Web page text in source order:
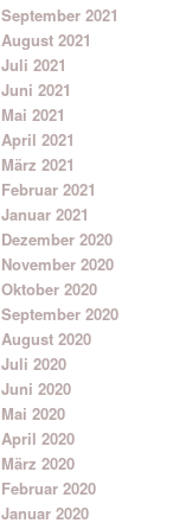
September 2021
August 2021
Juli 2021
Juni 2021
Mai 2021
April 2021
März 2021
Februar 2021
Januar 2021
Dezember 2020
November 2020
Oktober 2020
September 2020
August 2020
Juli 2020
Juni 2020
Mai 2020
April 2020
März 2020
Februar 2020
Januar 2020